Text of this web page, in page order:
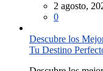
2 agosto,
0
Descubre los
Tu Destino